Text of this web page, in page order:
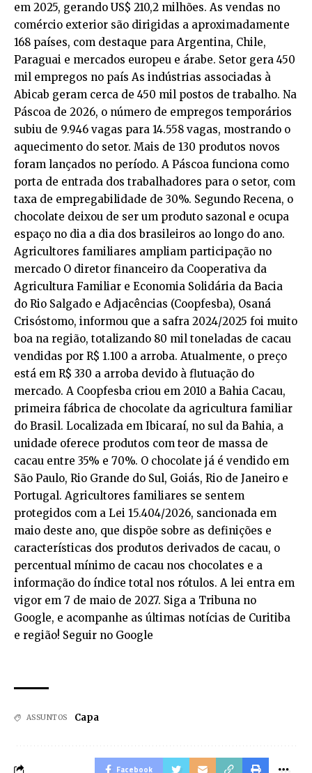
em 2025, gerando US$ 210,2 milhões. As vendas no
comércio exterior são dirigidas a aproximadamente
168 países, com destaque para Argentina, Chile,
Paraguai e mercados europeu e árabe. Setor gera 450
mil empregos no país As indústrias associadas à
Abicab geram cerca de 450 mil postos de trabalho. Na
Páscoa de 2026, o número de empregos temporários
subiu de 9.946 vagas para 14.558 vagas, mostrando o
aquecimento do setor. Mais de 130 produtos novos
foram lançados no período. A Páscoa funciona como
porta de entrada dos trabalhadores para o setor, com
taxa de empregabilidade de 30%. Segundo Recena, o
chocolate deixou de ser um produto sazonal e ocupa
espaço no dia a dia dos brasileiros ao longo do ano.
Agricultores familiares ampliam participação no
mercado O diretor financeiro da Cooperativa da
Agricultura Familiar e Economia Solidária da Bacia
do Rio Salgado e Adjacências (Coopfesba), Osaná
Crisóstomo, informou que a safra 2024/2025 foi muito
boa na região, totalizando 80 mil toneladas de cacau
vendidas por R$ 1.100 a arroba. Atualmente, o preço
está em R$ 330 a arroba devido à flutuação do
mercado. A Coopfesba criou em 2010 a Bahia Cacau,
primeira fábrica de chocolate da agricultura familiar
do Brasil. Localizada em Ibicaraí, no sul da Bahia, a
unidade oferece produtos com teor de massa de
cacau entre 35% e 70%. O chocolate já é vendido em
São Paulo, Rio Grande do Sul, Goiás, Rio de Janeiro e
Portugal. Agricultores familiares se sentem
protegidos com a Lei 15.404/2026, sancionada em
maio deste ano, que dispõe sobre as definições e
características dos produtos derivados de cacau, o
percentual mínimo de cacau nos chocolates e a
informação do índice total nos rótulos. A lei entra em
vigor em 7 de maio de 2027. Siga a Tribuna no
Google, e acompanhe as últimas notícias de Curitiba
e região! Seguir no Google
ASSUNTOS Capa
Facebook